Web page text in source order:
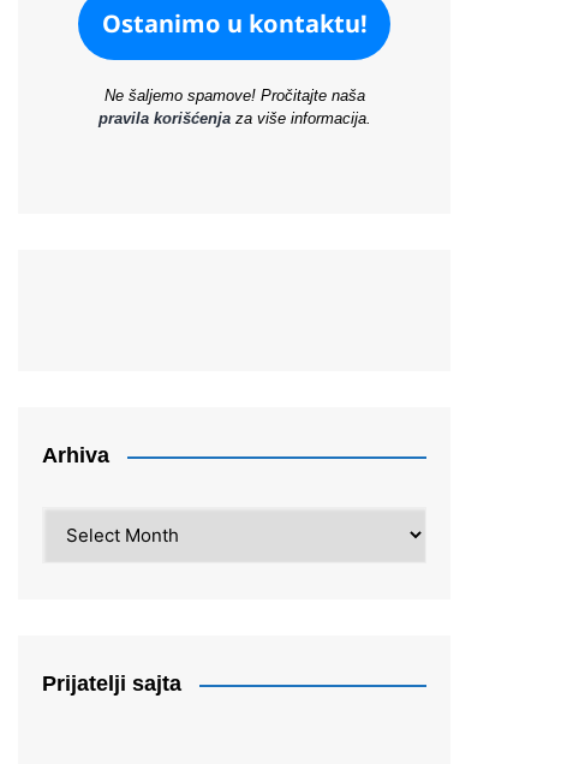
Ne šaljemo spamove! Pročitajte naša
pravila korišćenjaza više informacija.
Arhiva
Prijatelji sajta